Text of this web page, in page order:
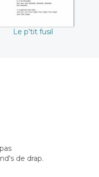
Le p'tit fusil
de drap.